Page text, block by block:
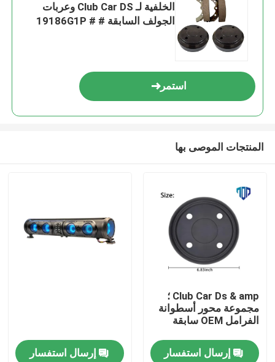
الخلفية لـ Club Car DS وعربات
الجولف السابقة # 19186G1P #
استمر
المنتجات الموصى بها
Club Car Ds & amp ؛
مجموعة محور أسطوانة
الفرامل OEM سابقة
إرسال استفسار إرسال استفسار